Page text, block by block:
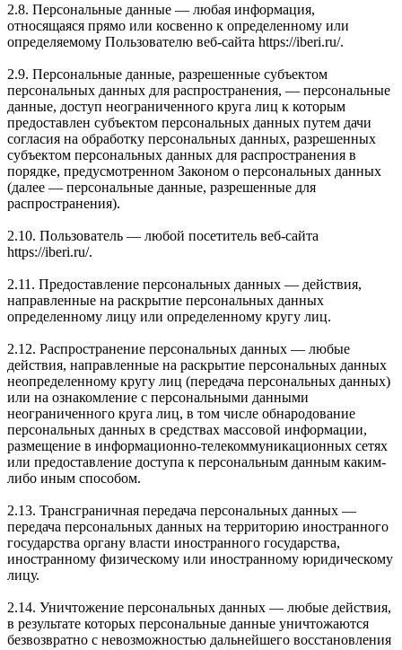
2.8. Персональные данные — любая информация,
относящаяся прямо или косвенно к определенному или
определяемому Пользователю веб-сайта https://iberi.ru/.
2.9. Персональные данные, разрешенные субъектом
персональных данных для распространения, — персональные
данные, доступ неограниченного круга лиц к которым
предоставлен субъектом персональных данных путем дачи
согласия на обработку персональных данных, разрешенных
субъектом персональных данных для распространения в
порядке, предусмотренном Законом о персональных данных
(далее — персональные данные, разрешенные для
распространения).
2.10. Пользователь — любой посетитель веб-сайта
https://iberi.ru/.
2.11. Предоставление персональных данных — действия,
направленные на раскрытие персональных данных
определенному лицу или определенному кругу лиц.
2.12. Распространение персональных данных — любые
действия, направленные на раскрытие персональных данных
неопределенному кругу лиц (передача персональных данных)
или на ознакомление с персональными данными
неограниченного круга лиц, в том числе обнародование
персональных данных в средствах массовой информации,
размещение в информационно-телекоммуникационных сетях
или предоставление доступа к персональным данным каким-
либо иным способом.
2.13. Трансграничная передача персональных данных —
передача персональных данных на территорию иностранного
государства органу власти иностранного государства,
иностранному физическому или иностранному юридическому
лицу.
2.14. Уничтожение персональных данных — любые действия,
в результате которых персональные данные уничтожаются
безвозвратно с невозможностью дальнейшего восстановления